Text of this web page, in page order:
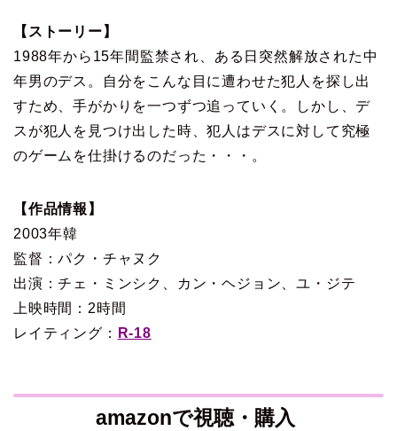
【ストーリー】
1988年から15年間監禁され、ある日突然解放された中
年男のデス。自分をこんな目に遭わせた犯人を探し出
すため、手がかりを一つずつ追っていく。しかし、デ
スが犯人を見つけ出した時、犯人はデスに対して究極
のゲームを仕掛けるのだった・・・。
【作品情報】
2003年韓
監督：パク・チャヌク
出演：チェ・ミンシク、カン・ヘジョン、ユ・ジテ
上映時間：2時間
レイティング：
R-18
amazonで視聴・購入